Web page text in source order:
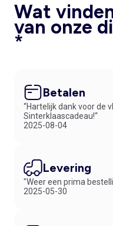
Wat
van onze
*
Betalen
“Hartelijk dank voor de
Sinterklaascadeau!“
2025-08-04
Levering
"Weer een prima
2025-05-30